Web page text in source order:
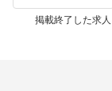
掲載終了した求